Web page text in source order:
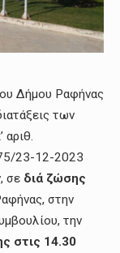
Δήμου Ραφήνας
των
αριθ.
23-12-2023
σε διά ζώσης
στην
την
στις 14.30